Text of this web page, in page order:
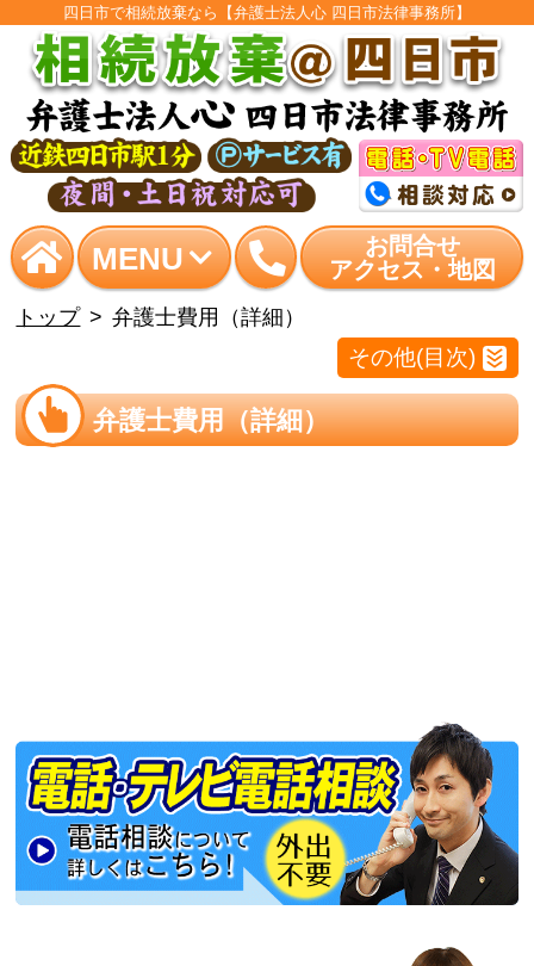
四日市で相続放棄なら【弁護士法人心 四日市法律事務所】
MENU
お問合せ
アクセス・地図
トップ 弁護士費用（詳細）
その他(目次)
弁護士費用（詳細）